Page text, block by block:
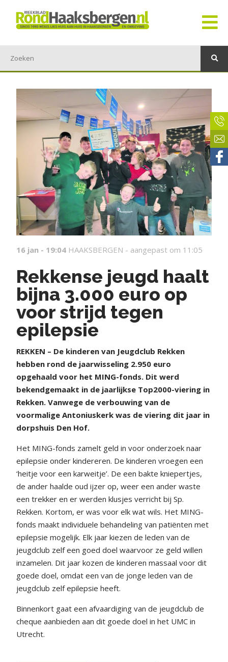
16 jan - 19:04 HAAKSBERGEN - aangepast om 11:05
Rekkense jeugd haalt
bijna 3.000 euro op
voor strijd tegen
epilepsie
REKKEN – De kinderen van Jeugdclub Rekken
hebben rond de jaarwisseling 2.950 euro
opgehaald voor het MING-fonds. Dit werd
bekendgemaakt in de jaarlijkse Top2000-viering in
Rekken. Vanwege de verbouwing van de
voormalige Antoniuskerk was de viering dit jaar in
dorpshuis Den Hof.
Het MING-fonds zamelt geld in voor onderzoek naar
epilepsie onder kindereren. De kinderen vroegen een
‘heitje voor een karweitje’. De een bakte kniepertjes,
de ander haalde oud ijzer op, weer een ander waste
een trekker en er werden klusjes verricht bij Sp.
Rekken. Kortom, er was voor elk wat wils. Het MING-
fonds maakt individuele behandeling van patiënten met
epilepsie mogelijk. Elk jaar kiezen de leden van de
jeugdclub zelf een goed doel waarvoor ze geld willen
inzamelen. Dit jaar kozen de kinderen massaal voor dit
goede doel, omdat een van de jonge leden van de
jeugdclub zelf epilepsie heeft.
Binnenkort gaat een afvaardiging van de jeugdclub de
cheque aanbieden aan dit goede doel in het UMC in
Utrecht.